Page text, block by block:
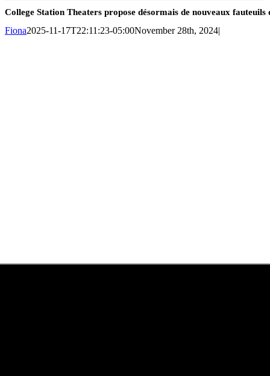
College Station Theaters propose désormais de nouveaux fauteuils
Fiona2025-11-17T22:11:23-05:00November 28th, 2024|